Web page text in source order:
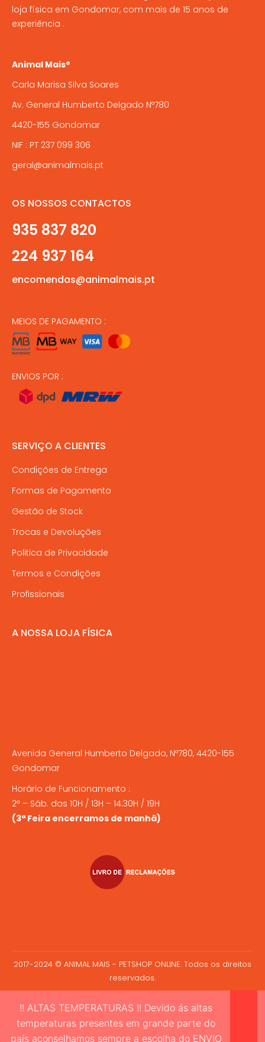
chosen
loja física em Gondomar, com mais de 15 anos de
experiência .
Animal Mais®
Carla Marisa Silva Soares
Av. General Humberto Delgado Nº780
4420-155 Gondomar
NIF : PT 237 099 306
geral@animalmais.pt
OS NOSSOS CONTACTOS
935 837 820
224 937 164
encomendas@animalmais.pt
MEIOS DE PAGAMENTO :
ENVIOS POR :
SERVIÇO A CLIENTES
Condições de Entrega
Formas de Pagamento
Gestão de Stock
Trocas e Devoluções
Politica de Privacidade
Termos e Condições
Profissionais
A NOSSA LOJA FÍSICA
Avenida General Humberto Delgado, Nº780, 4420-155
Gondomar
Horário de Funcionamento :
2ª – Sáb. das 10H / 13H – 14:30H / 19H
(3ª Feira encerramos de manhã)
2017-2024 © ANIMAL MAIS - PETSHOP ONLINE. Todos os direitos
reservados.
!! ALTAS TEMPERATURAS !! Devido ás altas
temperaturas presentes em grande parte do
país aconselhamos sempre a escolha do ENVIO